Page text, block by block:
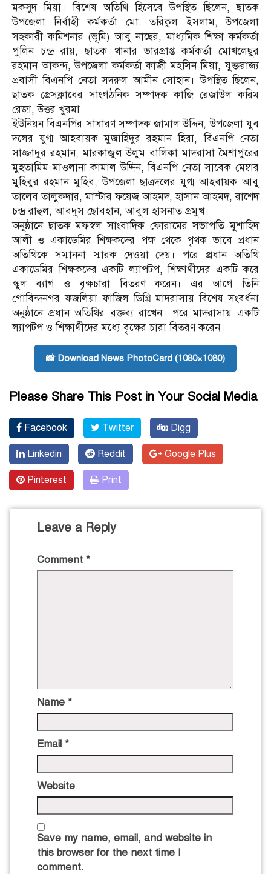
মকসুদ মিয়া। বিশেষ অতিথি হিসেবে উপস্থিত ছিলেন, ছাতক
উপজেলা নির্বাহী কর্মকর্তা মো. তরিকুল ইসলাম, উপজেলা
সহকারী কমিশনার (ভূমি) আবু নাছের, মাধ্যমিক শিক্ষা কর্মকর্তা
পুলিন চন্দ্র রায়, ছাতক থানার ভারপ্রাপ্ত কর্মকর্তা মোখলেছুর
রহমান আকন্দ, উপজেলা কর্মকর্তা কাজী মহসিন মিয়া, যুক্তরাজ্য
প্রবাসী বিএনপি নেতা সদরুল আমীন সোহান। উপস্থিত ছিলেন,
ছাতক প্রেসক্লাবের সাংগঠনিক সম্পাদক কাজি রেজাউল করিম
রেজা, উত্তর খুরমা
ইউনিয়ন বিএনপির সাধারণ সম্পাদক জামাল উদ্দিন, উপজেলা যুব
দলের যুগ্ম আহবায়ক মুজাহিদুর রহমান হিরা, বিএনপি নেতা
সাজ্জাদুর রহমান, মারকাজুল উলুম বালিকা মাদরাসা মৈশাপুরের
মুহতামিম মাওলানা কামাল উদ্দিন, বিএনপি নেতা সাবেক মেম্বার
মুহিবুর রহমান মুহিব, উপজেলা ছাত্রদলের যুগ্ম আহবায়ক আবু
তালেব তালুকদার, মাস্টার ফয়েজ আহমদ, হাসান আহমদ, রাশেদ
চন্দ্র রাহুল, আবদুস ছোবহান, আবুল হাসনাত প্রমুখ।
অনুষ্ঠানে ছাতক মফস্বল সাংবাদিক ফোরামের সভাপতি মুশাহিদ
আলী ও একাডেমির শিক্ষকদের পক্ষ থেকে পৃথক ভাবে প্রধান
অতিথিকে সম্মাননা স্মারক দেওয়া দেয়। পরে প্রধান অতিথি
একাডেমির শিক্ষকদের একটি ল্যাপটপ, শিক্ষার্থীদের একটি করে
স্কুল ব্যাগ ও বৃক্ষচারা বিতরণ করেন। এর আগে তিনি
গোবিন্দনগর ফজলিয়া ফাজিল ডিগ্রি মাদরাসায় বিশেষ সংবর্ধনা
অনুষ্ঠানে প্রধান অতিথির বক্তব্য রাখেন। পরে মাদরাসায় একটি
ল্যাপটপ ও শিক্ষার্থীদের মধ্যে বৃক্ষের চারা বিতরণ করেন।
📸 Download News PhotoCard (1080×1080)
Please Share This Post in Your Social Media
Facebook Twitter Digg
Linkedin Reddit Google Plus
Pinterest Print
Leave a Reply
Comment *
Name *
Email *
Website
Save my name, email, and website in
this browser for the next time I
comment.